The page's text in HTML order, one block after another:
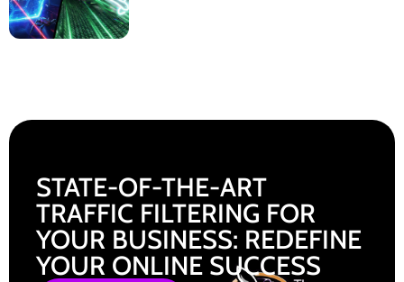
STATE-OF-THE-ART
TRAFFIC FILTERING FOR
YOUR BUSINESS: REDEFINE
YOUR ONLINE SUCCESS